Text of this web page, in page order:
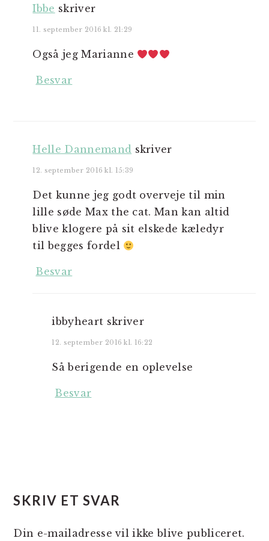
Ibbe skriver
11. september 2016 kl. 21:29
Også jeg Marianne
Besvar
Helle Dannemand skriver
12. september 2016 kl. 15:39
Det kunne jeg godt overveje til min
lille søde Max the cat. Man kan altid
blive klogere på sit elskede kæledyr
til begges fordel
Besvar
ibbyheart skriver
12. september 2016 kl. 16:22
Så berigende en oplevelse
Besvar
SKRIV ET SVAR
Din e-mailadresse vil ikke blive publiceret.